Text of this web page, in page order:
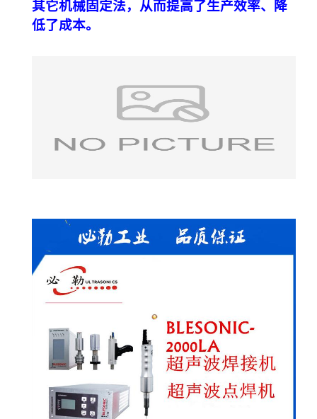
其它机械固定法，从而提高了生产效率、降
低了成本。